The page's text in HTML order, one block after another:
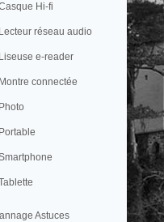
Hi-fi
Lecteur réseau audio
Liseuse e-reader
Montre connectée
Photo
Portable
Astuces